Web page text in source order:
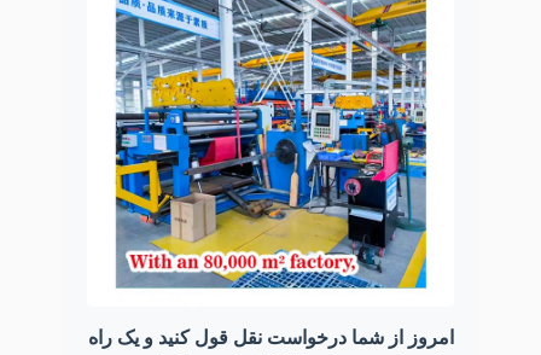
امروز از شما درخواست نقل قول کنید و یک راه